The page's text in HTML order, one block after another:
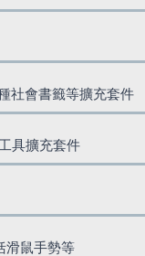
社會書籤等擴充套件
具擴充套件
滑鼠手勢等